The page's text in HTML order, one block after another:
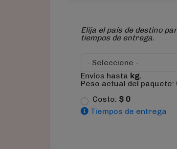
Elija el país de destino
tiempos de entrega.
Envíos hasta kg.
Peso actual del paquete:
Costo: $ 0
Tiempos de entrega